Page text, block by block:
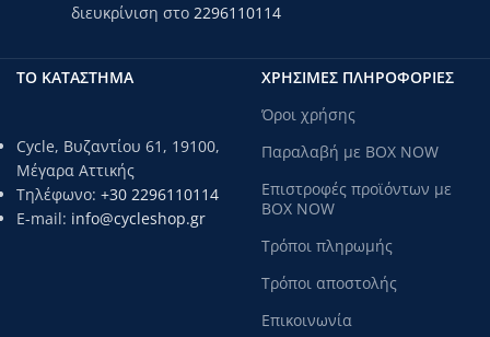
διευκρίνιση στο 2296110114
ΤΟ ΚΑΤΑΣΤΗΜΑ
Cycle, Βυζαντίου 61, 19100,
Μέγαρα Αττικής
Τηλέφωνο: +30 2296110114
E-mail: info@cycleshop.gr
ΧΡΗΣΙΜΕΣ ΠΛΗΡΟΦΟΡΙΕΣ
Όροι χρήσης
Παραλαβή με BOX NOW
Επιστροφές προϊόντων με
BOX NOW
Τρόποι πληρωμής
Τρόποι αποστολής
Επικοινωνία